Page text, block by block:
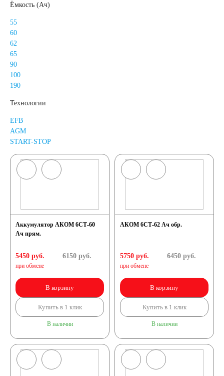
Ёмкость (Ач)
55
60
62
65
90
100
190
Технологии
EFB
AGM
START-STOP
Аккумулятор АКОМ 6СТ-60
Ач прям.
5450 руб.
при обмене
6150руб.
В корзину
Купить в 1 клик
В наличии
АКОМ 6СТ-62 Ач обр.
5750 руб.
при обмене
6450руб.
В корзину
Купить в 1 клик
В наличии